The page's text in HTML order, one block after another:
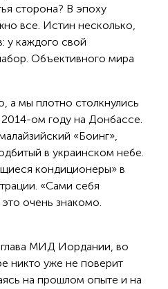
сторона? В эпоху
все. Истин несколько,
у каждого свой
Объективного мира
а мы плотно столкнулись
ом году на Донбассе.
«Боинг»,
в украинском небе.
кондиционеры» в
«Сами себя
очень знакомо.
глава МИД Иордании, во
никто уже не поверит
на прошлом опыте и на